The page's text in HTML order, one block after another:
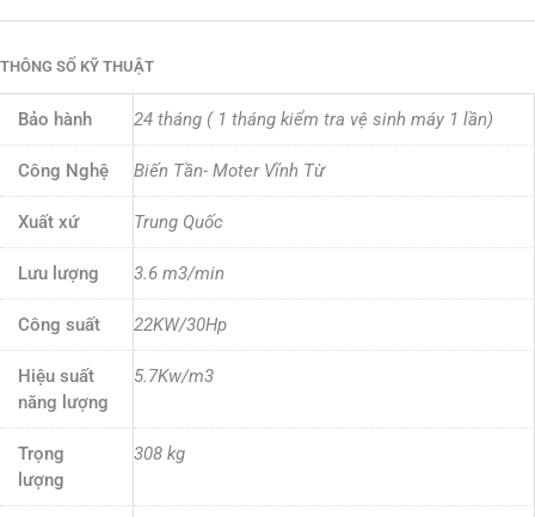
THÔNG SỐ KỸ THUẬT
Bảo hành 24 tháng ( 1 tháng kiểm tra vệ sinh máy 1 lần)
Công Nghệ Biến Tần- Moter Vĩnh Từ
Xuất xứ Trung Quốc
Lưu lượng 3.6 m3/min
Công suất 22KW/30Hp
Hiệu suất
năng lượng
5.7Kw/m3
Trọng
lượng
308 kg